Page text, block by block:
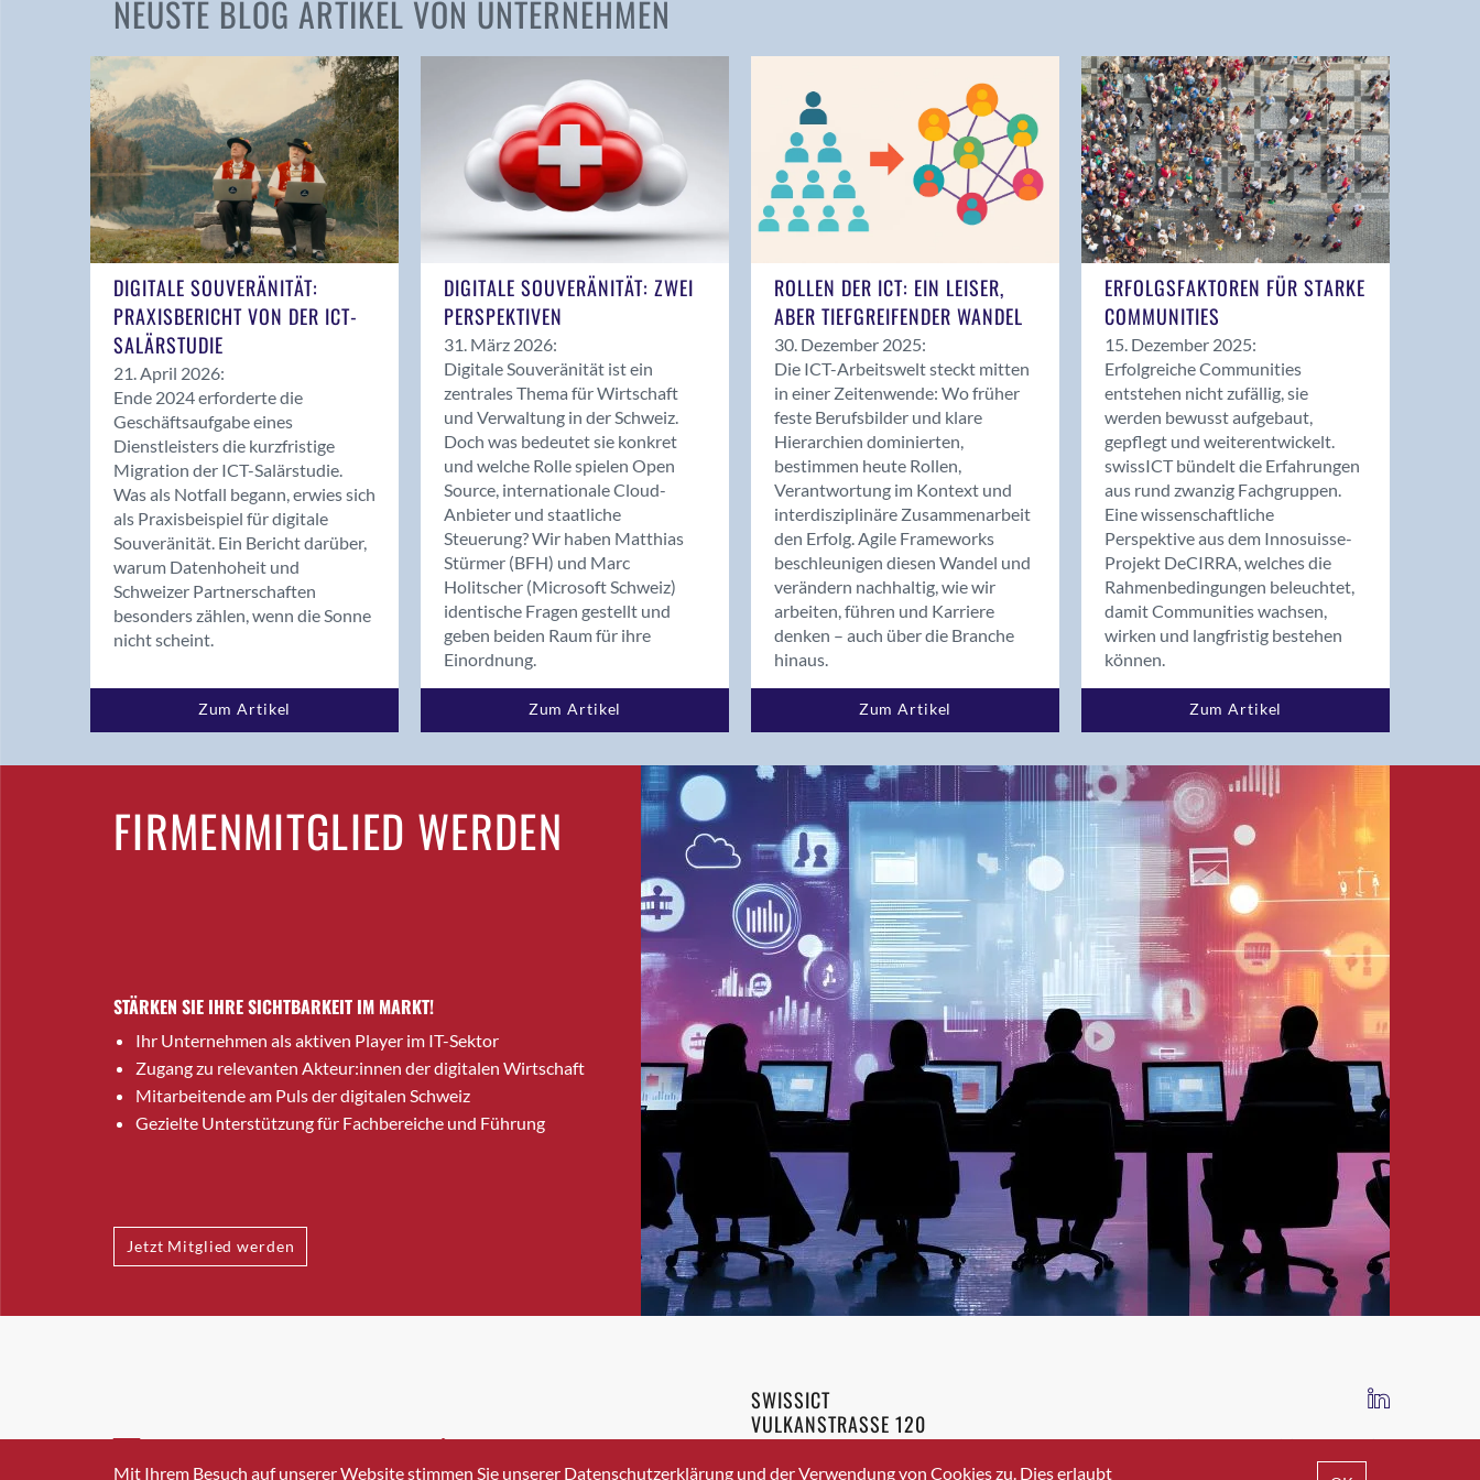
Andelfingen
Balsthal
Balzers
Bassersdorf
Benken (SG)
Bergdietikon
Bern - Liebefeld
Birsfelden
Bolligen
Bonaduz
Bonstetten
Bottighofen
Bremgarten bei Bern
Brig-Glis
Bronschhofen
Brugg
Brugg AG
Burgdorf
Bäretswil
Bülach
Cazis
Crissier
Davos Platz
NEUSTE BLOG ARTIKEL VON UNTERNEHMEN
DIGITALE SOUVERÄNITÄT:
PRAXISBERICHT VON DER ICT-
SALÄRSTUDIE
21. April 2026:
Ende 2024 erforderte die
Geschäftsaufgabe eines
Dienstleisters die kurzfristige
Migration der ICT-Salärstudie.
Was als Notfall begann, erwies sich
als Praxisbeispiel für digitale
Souveränität. Ein Bericht darüber,
warum Datenhoheit und
Schweizer Partnerschaften
besonders zählen, wenn die Sonne
nicht scheint.
Zum Artikel
DIGITALE SOUVERÄNITÄT: ZWEI
PERSPEKTIVEN
31. März 2026:
Digitale Souveränität ist ein
zentrales Thema für Wirtschaft
und Verwaltung in der Schweiz.
Doch was bedeutet sie konkret
und welche Rolle spielen Open
Source, internationale Cloud-
Anbieter und staatliche
Steuerung? Wir haben Matthias
Stürmer (BFH) und Marc
Holitscher (Microsoft Schweiz)
identische Fragen gestellt und
geben beiden Raum für ihre
Einordnung.
Zum Artikel
ROLLEN DER ICT: EIN LEISER,
ABER TIEFGREIFENDER WANDEL
30. Dezember 2025:
Die ICT-Arbeitswelt steckt mitten
in einer Zeitenwende: Wo früher
feste Berufsbilder und klare
Hierarchien dominierten,
bestimmen heute Rollen,
Verantwortung im Kontext und
interdisziplinäre Zusammenarbeit
den Erfolg. Agile Frameworks
beschleunigen diesen Wandel und
verändern nachhaltig, wie wir
arbeiten, führen und Karriere
denken – auch über die Branche
hinaus.
Zum Artikel
ERFOLGSFAKTOREN FÜR STARKE
COMMUNITIES
15. Dezember 2025:
Erfolgreiche Communities
entstehen nicht zufällig, sie
werden bewusst aufgebaut,
gepflegt und weiterentwickelt.
swissICT bündelt die Erfahrungen
aus rund zwanzig Fachgruppen.
Eine wissenschaftliche
Perspektive aus dem Innosuisse-
Projekt DeCIRRA, welches die
Rahmenbedingungen beleuchtet,
damit Communities wachsen,
wirken und langfristig bestehen
können.
Zum Artikel
FIRMENMITGLIED WERDEN
STÄRKEN SIE IHRE SICHTBARKEIT IM MARKT!
Ihr Unternehmen als aktiven Player im IT-Sektor
Zugang zu relevanten Akteur:innen der digitalen Wirtschaft
Mitarbeitende am Puls der digitalen Schweiz
Gezielte Unterstützung für Fachbereiche und Führung
Jetzt Mitglied werden
INFO@SWISSICT.CH +41 43 336 40 20
SWISSICT
VULKANSTRASSE 120
8048 ZURICH
IMPRESSUM DATENSCHUTZ AGB
Mit Ihrem Besuch auf unserer Website stimmen Sie unserer Datenschutzerklärung und der Verwendung von Cookies zu. Dies erlaubt